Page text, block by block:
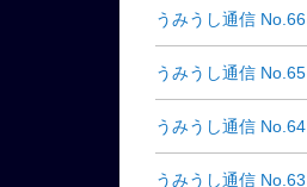
うみうし通信 No.66
うみうし通信 No.65
うみうし通信 No.64
うみうし通信 No.63